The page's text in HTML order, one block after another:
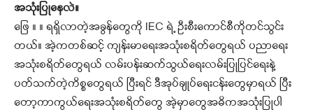
အသုံးပြုနေလဲ။
ဖြေ ။ ။ ရရှိလာတဲ့အခွန်တွေကို IEC ရဲ့ ဦးစီးကောင်စီကိုတင်သွင်း
တယ်။ အဲ့ကတစ်ဆင့် ကျန်းမာရေးအသုံးစရိတ်တွေရယ် ပညာရေး
အသုံးစရိတ်တွေရယ် လမ်းပန်းဆက်သွယ်ရေးလမ်းပြုပြင်ရေးနဲ့
ပတ်သက်တဲ့ကိစ္စတွေရယ် ပြီးရင် ဒီအုပ်ချုပ်ရေးငန်းတွေမှာရယ် ပြီး
တော့ကာကွယ်ရေးအသုံးစရိတ်တွေ အဲ့မှာတွေအဓိကအသုံးပြုပါ